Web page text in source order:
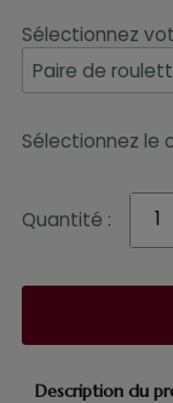
Description du
Sélectionnez
Sélectionnez le
Quantité :